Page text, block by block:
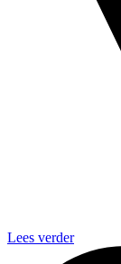
Lees verder